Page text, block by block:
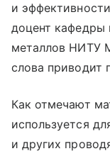
и
доцент кафедры
металлов НИТУ
слова приводит
Как отмечают
используется
и других